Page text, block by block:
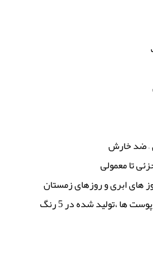
– ضد خارش
تا معمولی
ها ،تولید شده در 5 رنگ